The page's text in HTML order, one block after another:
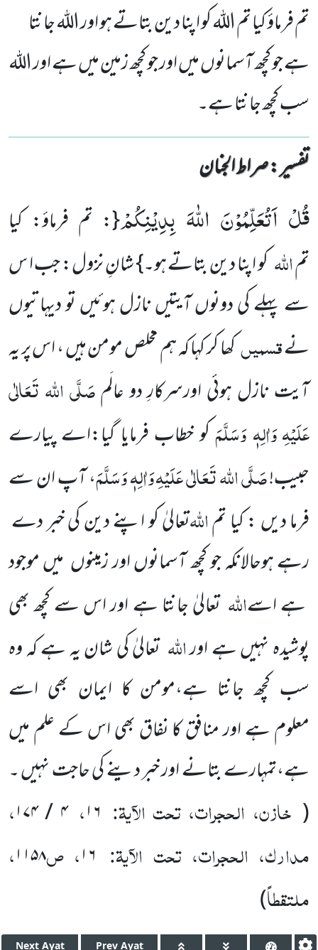
تم فرماؤ کیا تم اللہ کو اپنا دین بتاتے ہو اور اللہ جانتا
ہے جو کچھ آسمانوں میں اور جو کچھ زمین میں ہے اور اللہ
سب کچھ جانتا ہے۔
تفسیر : ‎صراط الجنان
}قُلْ اَتُعَلِّمُوْنَ اللّٰهَ بِدِیْنِكُمْ : تم فرماؤ: کیا
تماللہکو اپنا دین بتاتے ہو۔{شانِ نزول: جب ا س
سے پہلے کی دونوں آیتیں نازل ہوئیں تو دیہاتیوں
نےقسمیںکھا کر کہا کہ ہم مخلص مومن ہیں ، اس پر یہ
آیت نازل ہوئی اورسرکارِ دو عالَمصَلَّی اللہ تَعَالٰی
عَلَیْہِوَاٰلِہٖ وَسَلَّمَکو خطاب فرمایا گیا:اے پیارے
حبیب!صَلَّی اللہ تَعَالٰی عَلَیْہِوَاٰلِہٖ وَسَلَّمَ، آپ ان سے
فرما دیں :کیا تماللہتعالیٰ کو اپنے دین کی خبر دے
رہے ہوحالانکہ جو کچھ آسمانوں اور زمینوں میں موجود
ہے اسےاللہ تعالیٰ جانتا ہے اور اس سے کچھ بھی
پوشیدہ نہیں ہے اوراللہ تعالیٰ کی شان یہ ہے کہ وہ
سب کچھ جانتا ہے،مومن کا ایمان بھی اسے
معلومہے اور منافق کا نفاق بھی اس کے علم میں
ہے،تمہارے بتانے اور خبر دینے کی حاجت نہیں ۔
( خازن، الحجرات، تحت الآیۃ: ۱۶، ۴ /۱۷۴،
مدارک، الحجرات، تحت الآیۃ: ۱۶، ص۱۱۵۸،
ملتقطاً)
Next Ayat Prev Ayat